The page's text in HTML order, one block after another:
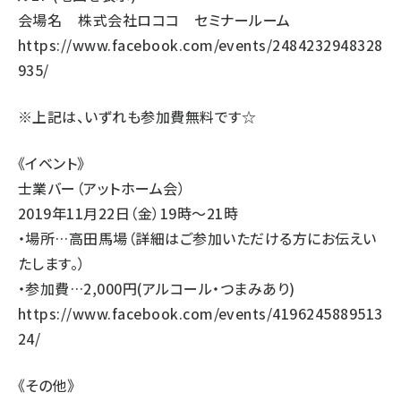
会場名 株式会社ロココ セミナールーム
https://www.facebook.com/events/2484232948328
935/
※上記は、いずれも参加費無料です☆
《イベント》
士業バー（アットホーム会）
2019年11月22日（金）19時～21時
・場所…高田馬場（詳細はご参加いただける方にお伝えい
たします。）
・参加費…2,000円(アルコール・つまみあり)
https://www.facebook.com/events/4196245889513
24/
《その他》